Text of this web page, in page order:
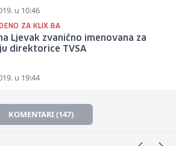
u 10:46
ZA KLIX.BA
Ljevak zvanično imenovana za
direktorice TVSA
u 19:44
KOMENTARI (147)